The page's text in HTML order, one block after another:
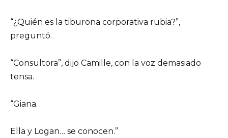
“¿Quién es la tiburona corporativa rubia?”,
preguntó.
“Consultora”, dijo Camille, con la voz demasiado
tensa.
“Giana.
Ella y Logan… se conocen.”